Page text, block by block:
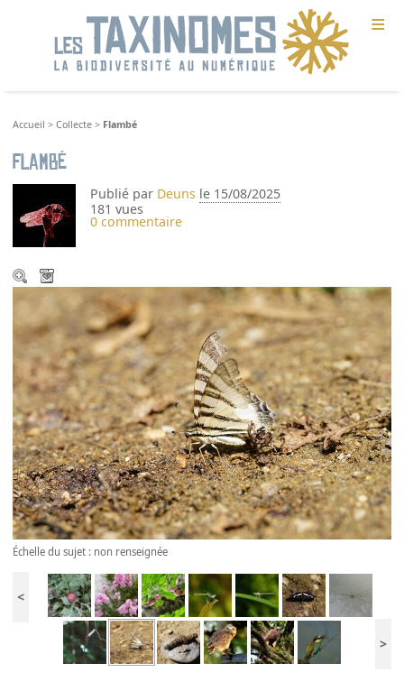
≡
Accueil >Collecte > Flambé
Flambé
Publié par Deuns le 15/08/2025
181 vues
0 commentaire
Échelle du sujet : non renseignée
<
>